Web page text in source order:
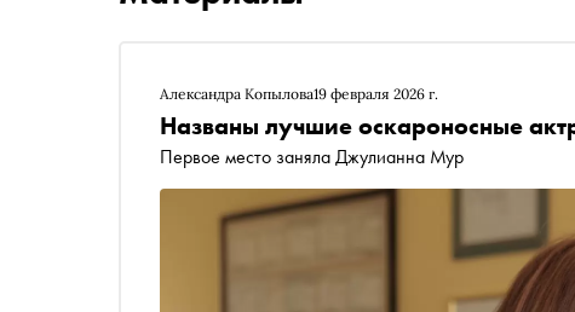
Александра Копылова19 февраля 2026 г.
Названы лучшие оскароносные
Первое место заняла Джулианна Мур